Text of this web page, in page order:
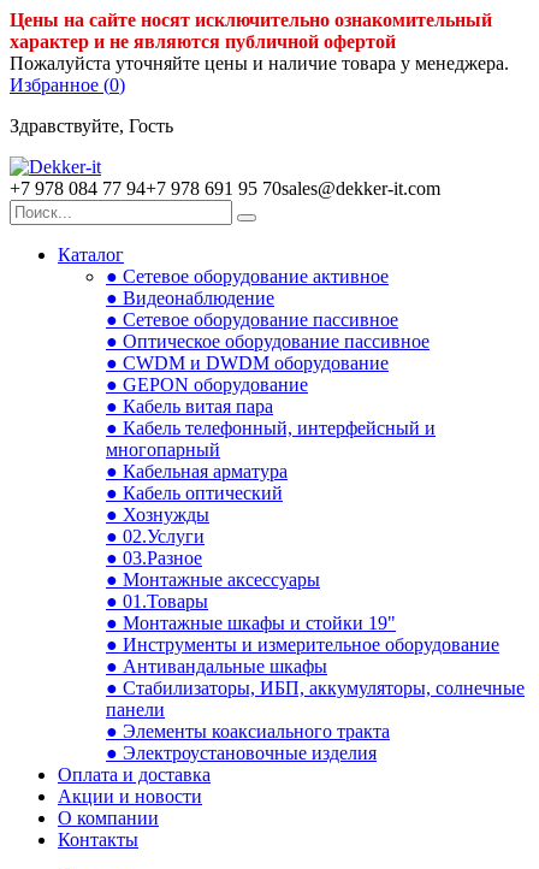
Цены на сайте носят исключительно ознакомительный
характер и не являются публичной офертой
Пожалуйста уточняйте цены и наличие товара у менеджера.
Избранное (0)
Здравствуйте, Гость
+7 978 084 77 94+7 978 691 95 70sales@dekker-it.com
Каталог
● Сетевое оборудование активное
● Видеонаблюдение
● Сетевое оборудование пассивное
● Оптическое оборудование пассивное
● CWDM и DWDM оборудование
● GEPON оборудование
● Кабель витая пара
● Кабель телефонный, интерфейсный и
многопарный
● Кабельная арматура
● Кабель оптический
● Хознужды
● 02.Услуги
● 03.Разное
● Монтажные аксессуары
● 01.Товары
● Монтажные шкафы и стойки 19"
● Инструменты и измерительное оборудование
● Антивандальные шкафы
● Стабилизаторы, ИБП, аккумуляторы, солнечные
панели
● Элементы коаксиального тракта
● Электроустановочные изделия
Оплата и доставка
Акции и новости
О компании
Контакты